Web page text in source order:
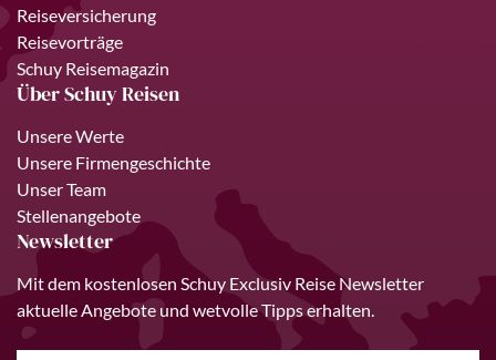
Reiseversicherung
Reisevorträge
Schuy Reisemagazin
Über Schuy Reisen
Unsere Werte
Unsere Firmengeschichte
Unser Team
Stellenangebote
Newsletter
Mit dem kostenlosen Schuy Exclusiv Reise Newsletter
aktuelle Angebote und wetvolle Tipps erhalten.